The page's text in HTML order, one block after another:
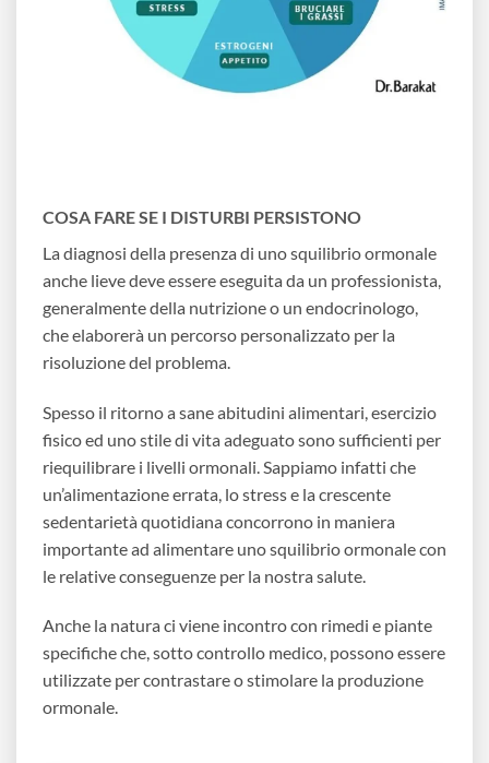
COSA FARE SE I DISTURBI PERSISTONO
La diagnosi della presenza di uno squilibrio ormonale
anche lieve deve essere eseguita da un professionista,
generalmente della nutrizione o un endocrinologo,
che elaborerà un percorso personalizzato per la
risoluzione del problema.
Spesso il ritorno a sane abitudini alimentari, esercizio
fisico ed uno stile di vita adeguato sono sufficienti per
riequilibrare i livelli ormonali. Sappiamo infatti che
un’alimentazione errata, lo stress e la crescente
sedentarietà quotidiana concorrono in maniera
importante ad alimentare uno squilibrio ormonale con
le relative conseguenze per la nostra salute.
Anche la natura ci viene incontro con rimedi e piante
specifiche che, sotto controllo medico, possono essere
utilizzate per contrastare o stimolare la produzione
ormonale.